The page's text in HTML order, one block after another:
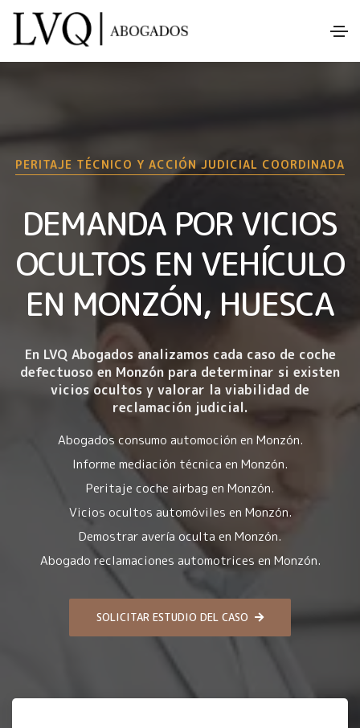
PERITAJE TÉCNICO Y ACCIÓN JUDICIAL COORDINADA
DEMANDA POR VICIOS
OCULTOS EN VEHÍCULO
EN MONZÓN, HUESCA
En LVQ Abogados analizamos cada caso de coche
defectuoso en Monzón para determinar si existen
vicios ocultos y valorar la viabilidad de
reclamación judicial.
Abogados consumo automoción en Monzón.
Informe mediación técnica en Monzón.
Peritaje coche airbag en Monzón.
Vicios ocultos automóviles en Monzón.
Demostrar avería oculta en Monzón.
Abogado reclamaciones automotrices en Monzón.
SOLICITAR ESTUDIO DEL CASO